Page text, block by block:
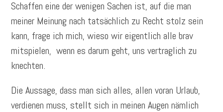
Schaffen eine der wenigen Sachen ist, auf die man
meiner Meinung nach tatsächlich zu Recht stolz sein
kann, frage ich mich, wieso wir eigentlich alle brav
mitspielen, wenn es darum geht, uns vertraglich zu
knechten.
Die Aussage, dass man sich alles, allen voran Urlaub,
verdienen muss, stellt sich in meinen Augen nämlich